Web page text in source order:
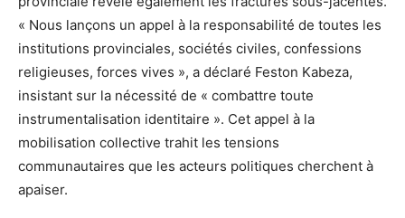
« Nous lançons un appel à la responsabilité de toutes les
institutions provinciales, sociétés civiles, confessions
religieuses, forces vives », a déclaré Feston Kabeza,
insistant sur la nécessité de « combattre toute
instrumentalisation identitaire ». Cet appel à la
mobilisation collective trahit les tensions
communautaires que les acteurs politiques cherchent à
apaiser.